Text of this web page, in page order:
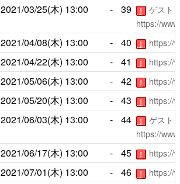
2021/03/25(木) 13:00 - 39 ！
ゲスト
https://
2021/04/08(木) 13:00 - 40 ！ https://
2021/04/22(木) 13:00 - 41 ！ https://
2021/05/06(木) 13:00 - 42 ！ https://
2021/05/20(木) 13:00 - 43 ！ https://
2021/06/03(木) 13:00 - 44 ！
ゲスト
https://
2021/06/17(木) 13:00 - 45 ！ https://
2021/07/01(木) 13:00 - 46 ！ https://